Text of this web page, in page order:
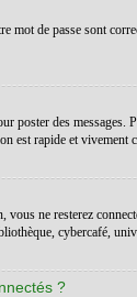
de passe sont
des
est rapide et vivement
vous ne resterez
cybercafé,
?